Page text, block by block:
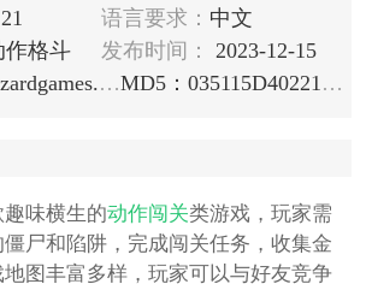
语言要求： 中文
作格斗 发布时间：
2023-12-15
包名：com.wizardgames.crossingdead
MD5：035115D402214E55C4FF6CADB96FE17F
趣味横生的动作闯关类游戏，玩家需
尸和陷阱，完成闯关任务，收集金
图丰富多样，玩家可以与好友竞争